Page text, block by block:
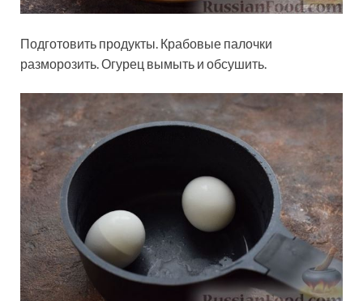
Подготовить продукты. Крабовые палочки
разморозить. Огурец вымыть и обсушить.